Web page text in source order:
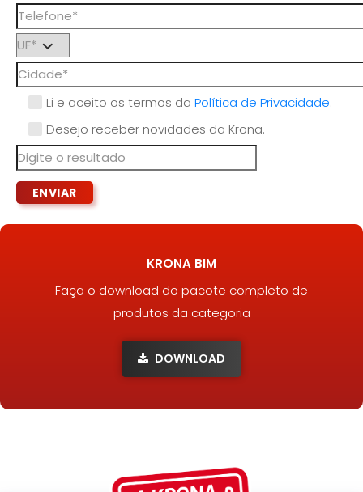
Li e aceito os termos da Política de Privacidade.
Desejo receber novidades da Krona.
KRONA BIM
Faça o download do pacote completo de
produtos da categoria
DOWNLOAD